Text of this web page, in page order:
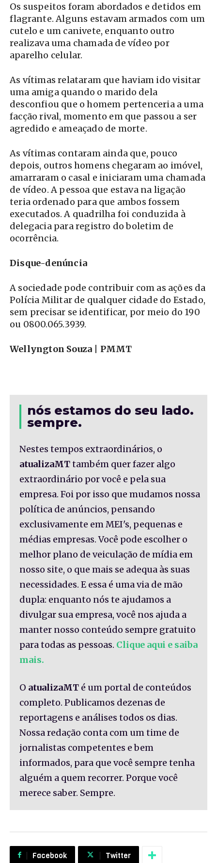
Os suspeitos foram abordados e detidos em
flagrante. Alguns estavam armados com um
cutelo e um canivete, enquanto outro
realizava uma chamada de vídeo por
aparelho celular.
As vítimas relataram que haviam ido visitar
uma amiga quando o marido dela
desconfiou que o homem pertenceria a uma
facção rival, momento em que passou a ser
agredido e ameaçado de morte.
As vítimas contaram ainda que, pouco
depois, outros homens chegaram ao imóvel,
amarraram o casal e iniciaram uma chamada
de vídeo. A pessoa que estava na ligação
teria ordenado para que ambos fossem
executados. A quadrilha foi conduzida à
delegacia para registro do boletim de
ocorrência.
Disque-denúncia
A sociedade pode contribuir com as ações da
Polícia Militar de qualquer cidade do Estado,
sem precisar se identificar, por meio do 190
ou 0800.065.3939.
Wellyngton Souza | PMMT
nós estamos do seu lado.
sempre.
Nestes tempos extraordinários, o
atualizaMTtambém quer fazer algo
extraordinário por você e pela sua
empresa. Foi por isso que mudamos nossa
política de anúncios, pensando
exclusivamente em MEI's, pequenas e
médias empresas. Você pode escolher o
melhor plano de veiculação de mídia em
nosso site, o que mais se adequa às suas
necessidades. E essa é uma via de mão
dupla: enquanto nós te ajudamos a
divulgar sua empresa, você nos ajuda a
manter nosso conteúdo sempre gratuito
para todas as pessoas. Clique aqui e saiba
mais.
O atualizaMT é um portal de conteúdos
completo. Publicamos dezenas de
reportagens e análises todos os dias.
Nossa redação conta com um time de
jornalistas competentes e bem
informados, para que você sempre tenha
alguém a quem recorrer. Porque você
merece saber. Sempre.
Facebook Twitter